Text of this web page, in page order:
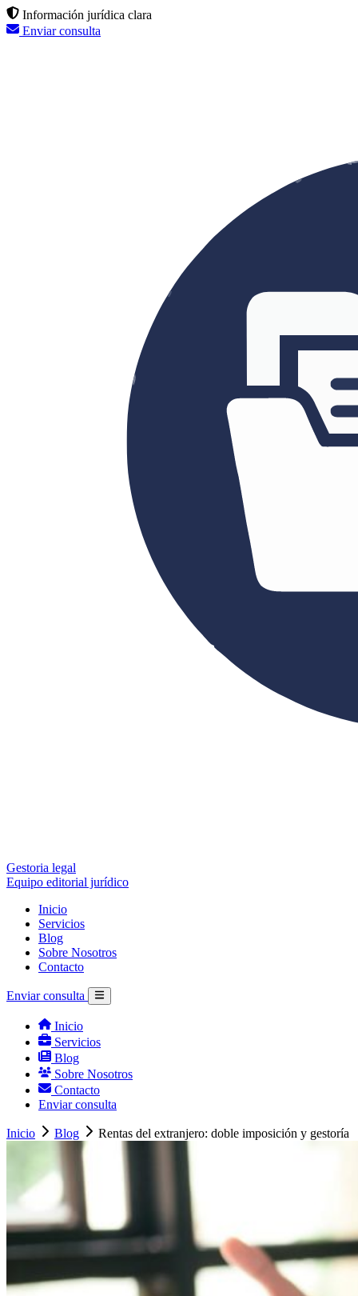
Información jurídica clara
Enviar consulta
Gestoria legal
Equipo editorial jurídico
Inicio
Servicios
Blog
Sobre Nosotros
Contacto
Enviar consulta
Inicio
Servicios
Blog
Sobre Nosotros
Contacto
Enviar consulta
Inicio Blog Rentas del extranjero: doble imposición y gestoría